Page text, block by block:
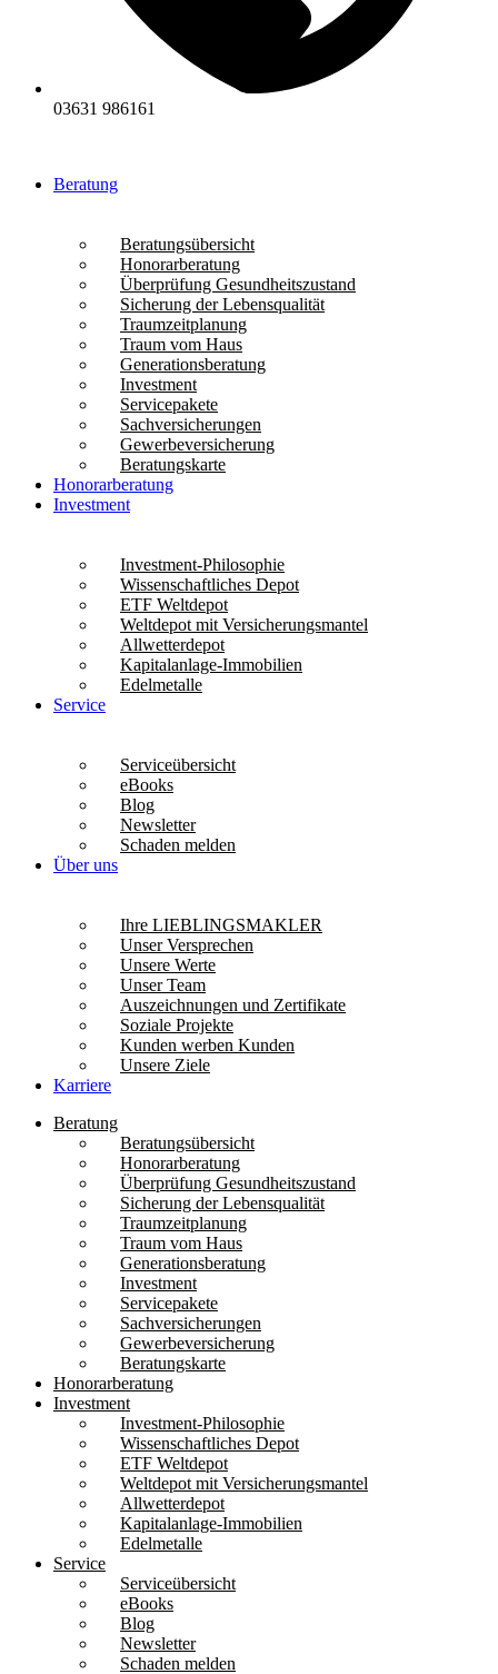
03631 986161
Beratung
Beratungsübersicht
Honorarberatung
Überprüfung Gesundheitszustand
Sicherung der Lebensqualität
Traumzeitplanung
Traum vom Haus
Generationsberatung
Investment
Servicepakete
Sachversicherungen
Gewerbeversicherung
Beratungskarte
Honorarberatung
Investment
Investment-Philosophie
Wissenschaftliches Depot
ETF Weltdepot
Weltdepot mit Versicherungsmantel
Allwetterdepot
Kapitalanlage-Immobilien
Edelmetalle
Service
Serviceübersicht
eBooks
Blog
Newsletter
Schaden melden
Über uns
Ihre LIEBLINGSMAKLER
Unser Versprechen
Unsere Werte
Unser Team
Auszeichnungen und Zertifikate
Soziale Projekte
Kunden werben Kunden
Unsere Ziele
Karriere
Beratung
Beratungsübersicht
Honorarberatung
Überprüfung Gesundheitszustand
Sicherung der Lebensqualität
Traumzeitplanung
Traum vom Haus
Generationsberatung
Investment
Servicepakete
Sachversicherungen
Gewerbeversicherung
Beratungskarte
Honorarberatung
Investment
Investment-Philosophie
Wissenschaftliches Depot
ETF Weltdepot
Weltdepot mit Versicherungsmantel
Allwetterdepot
Kapitalanlage-Immobilien
Edelmetalle
Service
Serviceübersicht
eBooks
Blog
Newsletter
Schaden melden